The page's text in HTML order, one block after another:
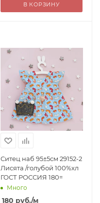
В КОРЗИНУ
Ситец наб 95±5см 29152-2
Лисята /голубой 100%хл
ГОСТ РОССИЯ 180=
Много
180 руб./м